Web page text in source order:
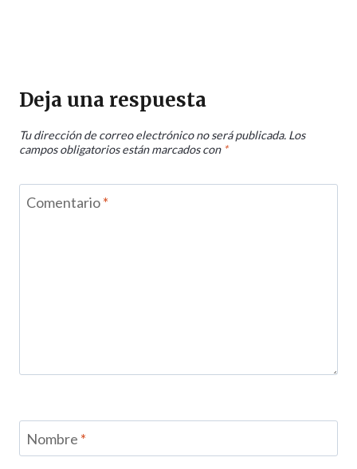
Deja una respuesta
Tu dirección de correo electrónico no será publicada. Los
campos obligatorios están marcados con *
Comentario*
Nombre *